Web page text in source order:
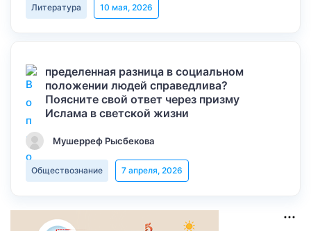
Литература 10 мая, 2026
пределенная разница в социальном
положении людей справедлива?
Поясните свой ответ через призму
Ислама в светской жизни
Мушерреф Рысбекова
Обществознание 7 апреля, 2026